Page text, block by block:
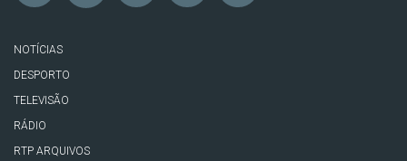
NOTÍCIAS
DESPORTO
TELEVISÃO
RÁDIO
RTP ARQUIVOS